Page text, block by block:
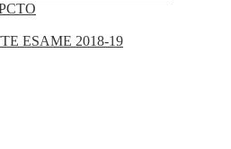
ESAME 2018-19